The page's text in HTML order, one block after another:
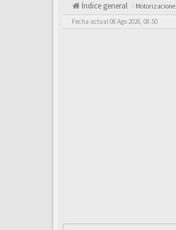
Índice general
Fecha actual 08 Ago 2026, 08:50